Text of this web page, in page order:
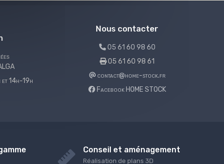
et 14h-19h
Nous contacter
05 61 60 98 60
05 61 60 98 61
contact@home-stock.fr
Facebook HOME STOCK
Conseil et aménagement
Réalisation de plans 3D